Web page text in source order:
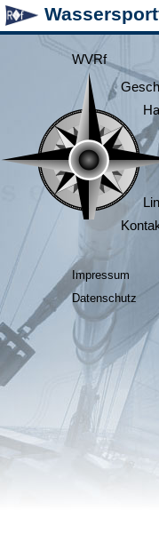
WVRf
Impressum
Datenschutz